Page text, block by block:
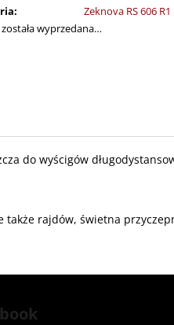
:
Zeknova RS 606 R1
wyprzedana…
do wyścigów
rajdów, świetna